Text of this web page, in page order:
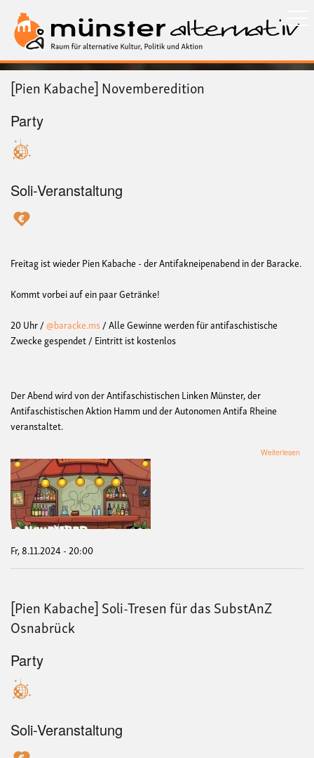
zum
Inhalt
[Pien Kabache] Novemberedition
Party
Soli-Veranstaltung
Freitag ist wieder Pien Kabache - der Antifakneipenabend in der Baracke.
Kommt vorbei auf ein paar Getränke!
20 Uhr /@baracke.ms/Alle Gewinne werden für antifaschistische
Zwecke gespendet/ Eintritt ist kostenlos
Der Abend wird von der Antifaschistischen Linken Münster, der
Antifaschistischen Aktion Hamm und der Autonomen Antifa Rheine
veranstaltet.
Weiterlesen
Fr, 8.11.2024 - 20:00
[Pien Kabache] Soli-Tresen für das SubstAnZ
Osnabrück
Party
Soli-Veranstaltung